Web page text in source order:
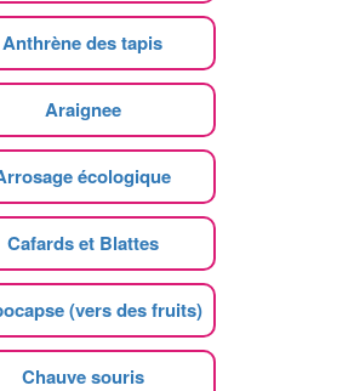
Anthrène des tapis
Araignee
écologique
Cafards et Blattes
(vers des fruits)
Chauve souris